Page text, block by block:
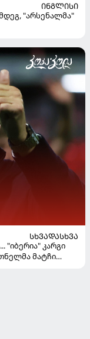
ᲘᲜᲒᲚᲘᲡᲘ
"არსენალმა"
ᲡᲮᲕᲐᲓᲐᲡᲮᲕᲐ
"იბერია" კარგი
მატჩი